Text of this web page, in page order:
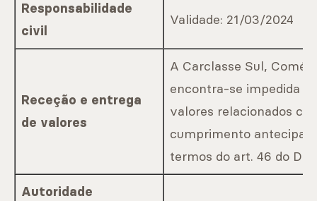
Responsabilidade
civil
Validade: 21/03/2024
Receção e entrega
de valores
A Carclasse Sul,
encontra-se impedida
valores relacionados
cumprimento
termos do art. 46 do
Autoridade